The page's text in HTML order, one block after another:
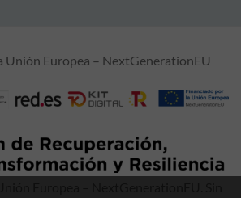
Unión Europea – NextGenerationEU